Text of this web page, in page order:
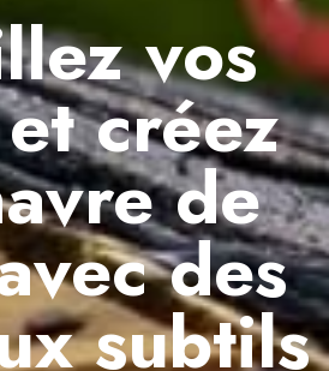
vos
créez
de
des
subtils